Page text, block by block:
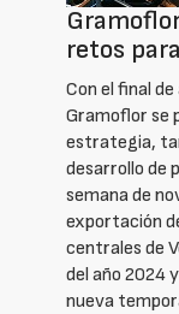
retos
Con el final
Gramoflor se
estrategia,
desarrollo de
semana de
exportación
centrales de
del año 2024
nueva